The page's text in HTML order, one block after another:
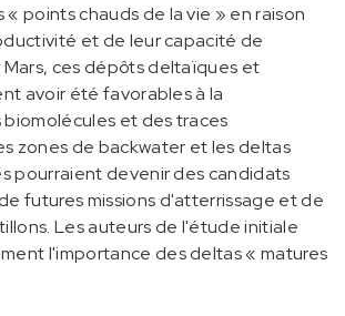
points chauds de la vie » en raison
et de leur capacité de
Mars, ces dépôts deltaïques et
avoir été favorables à la
et des traces
zones de backwater et les deltas
pourraient devenir des candidats
futures missions d'atterrissage et de
Les auteurs de l'étude initiale
l'importance des deltas « matures